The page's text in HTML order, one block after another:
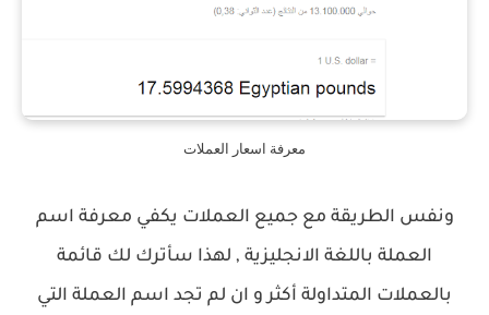
معرفة اسعار العملات
ونفس الطريقة مع جميع العملات يكفي معرفة اسم
العملة باللغة الانجليزية , لهذا سأترك لك قائمة
بالعملات المتداولة أكثر و ان لم تجد اسم العملة التي